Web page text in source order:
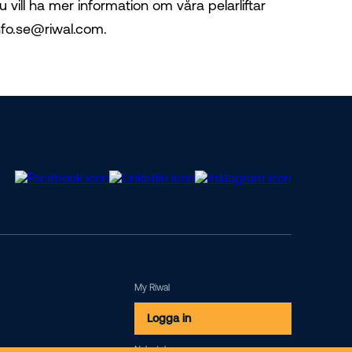
vill ha mer information om våra pelarliftar
My Riwal
Logga in
Nyhetsbrev